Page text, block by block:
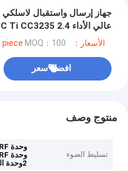
جيجا هرتز وحدة واي فاي Rf
الأسعار：USD 6.60$ per piece MOQ：100
افضل سعر
منتوج وصف
تسليط الضوء
وحدة 5Ghz Wifi RF
وحدة Wifi RF عالية الأداء
2وحدة الراديو اللاسلكي 4Ghz